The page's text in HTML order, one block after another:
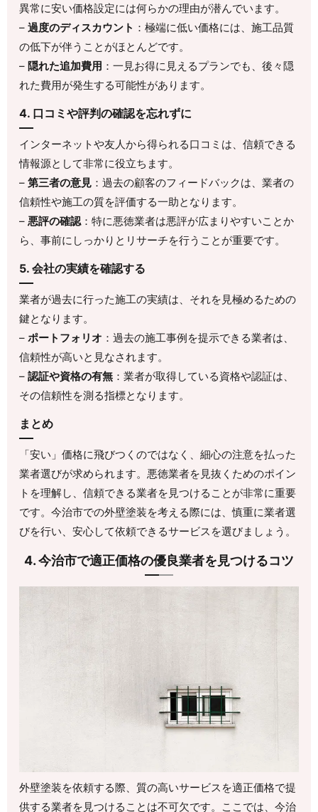
異常に安い価格設定には何らかの理由が潜んでいます。
–過度のディスカウント ：極端に低い価格には、施工品質
の低下が伴うことがほとんどです。
–隠れた追加費用 ：一見お得に見えるプランでも、後々隠
れた費用が発生する可能性があります。
4. 口コミや評判の確認を忘れずに
インターネットや友人から得られる口コミは、信頼できる
情報源として非常に役立ちます。
–第三者の意見 ：過去の顧客のフィードバックは、業者の
信頼性や施工の質を評価する一助となります。
–悪評の確認：特に悪徳業者は悪評が広まりやすいことか
ら、事前にしっかりとリサーチを行うことが重要です。
5. 会社の実績を確認する
業者が過去に行った施工の実績は、それを見極めるための
鍵となります。
–ポートフォリオ ：過去の施工事例を提示できる業者は、
信頼性が高いと見なされます。
–認証や資格の有無 ：業者が取得している資格や認証は、
その信頼性を測る指標となります。
まとめ
「安い」価格に飛びつくのではなく、細心の注意を払った
業者選びが求められます。悪徳業者を見抜くためのポイン
トを理解し、信頼できる業者を見つけることが非常に重要
です。今治市での外壁塗装を考える際には、慎重に業者選
びを行い、安心して依頼できるサービスを選びましょう。
4. 今治市で適正価格の優良業者を見つけるコツ
外壁塗装を依頼する際、質の高いサービスを適正価格で提
供する業者を見つけることは不可欠です。ここでは、今治